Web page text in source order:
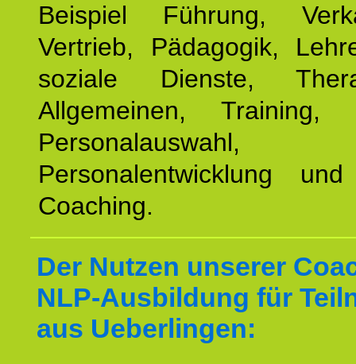
Beispiel Führung,
Vertrieb, Pädagogik,
soziale Dienste,
Allgemeinen, Training,
Personalauswahl,
Personalentwicklung
Coaching.
Der Nutzen unserer
NLP-Ausbildung für
aus Ueberlingen: